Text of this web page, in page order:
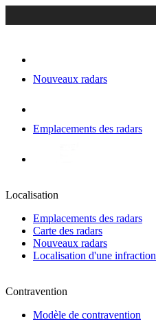
Nouveaux radars
Emplacements des radars
Localisation
Emplacements des radars
Carte des radars
Nouveaux radars
Localisation d'une infraction
Contravention
Modèle de contravention